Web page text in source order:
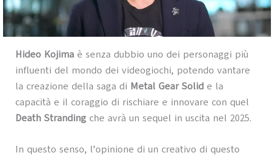
Hideo Kojimaè senza dubbio uno dei personaggi più
influenti del mondo dei videogiochi, potendo vantare
la creazione della saga di Metal Gear Solid e la
capacità e il coraggio di rischiare e innovare con quel
Death Strandingche avrà un sequel in uscita nel 2025.
In questo senso, l’opinione di un creativo di questo